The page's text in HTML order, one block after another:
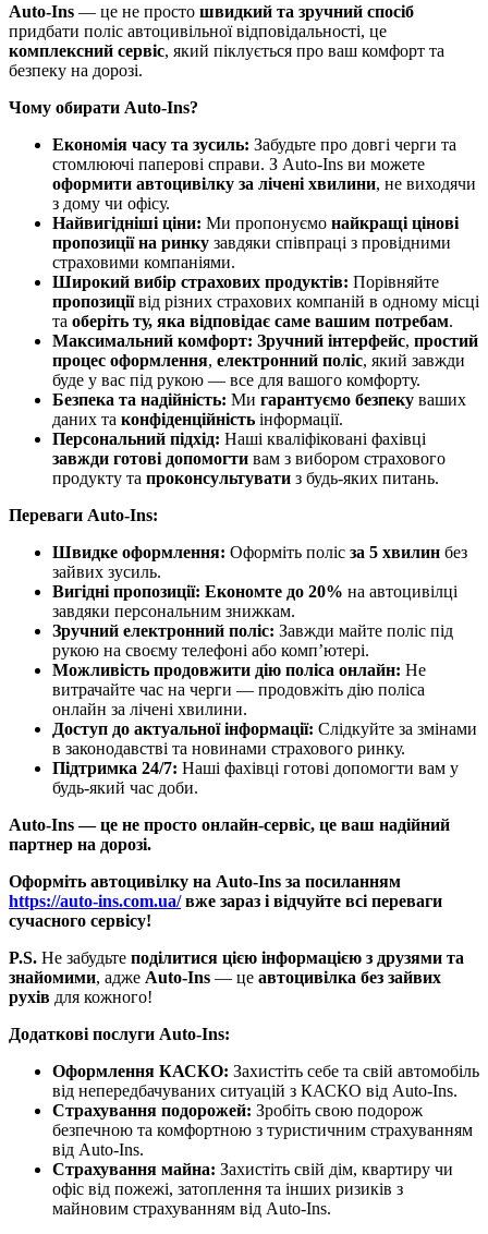
Auto-Ins — це не просто швидкий та зручний спосіб
придбати поліс автоцивільної відповідальності, це
комплексний сервіс, який піклується про ваш комфорт та
безпеку на дорозі.
Чому обирати Auto-Ins?
Економія часу та зусиль: Забудьте про довгі черги та
стомлюючі паперові справи. З Auto-Ins ви можете
оформити автоцивілку за лічені хвилини, не виходячи
з дому чи офісу.
Найвигідніші ціни: Ми пропонуємо найкращі цінові
пропозиції на ринку завдяки співпраці з провідними
страховими компаніями.
Широкий вибір страхових продуктів: Порівняйте
пропозиціївід різних страхових компаній в одному місці
та оберіть ту, яка відповідає саме вашим потребам.
Максимальний комфорт: Зручний інтерфейс, простий
процес оформлення, електронний поліс, який завжди
буде у вас під рукою — все для вашого комфорту.
Безпека та надійність: Ми гарантуємо безпеку ваших
даних та конфіденційність інформації.
Персональний підхід: Наші кваліфіковані фахівці
завжди готові допомогти вам з вибором страхового
продукту та проконсультувати з будь-яких питань.
Переваги Auto-Ins:
Швидке оформлення: Оформіть поліс за 5 хвилин без
зайвих зусиль.
Вигідні пропозиції: Економте до 20% на автоцивілці
завдяки персональним знижкам.
Зручний електронний поліс: Завжди майте поліс під
рукою на своєму телефоні або комп’ютері.
Можливість продовжити дію поліса онлайн: Не
витрачайте час на черги — продовжіть дію поліса
онлайн за лічені хвилини.
Доступ до актуальної інформації: Слідкуйте за змінами
в законодавстві та новинами страхового ринку.
Підтримка 24/7: Наші фахівці готові допомогти вам у
будь-який час доби.
Auto-Ins — це не просто онлайн-сервіс, це ваш надійний
партнер на дорозі.
Оформіть автоцивілку на Auto-Ins за посиланням
https://auto-ins.com.ua/вже зараз і відчуйте всі переваги
сучасного сервісу!
P.S. Не забудьте поділитися цією інформацією з друзями та
знайомими, адже Auto-Ins — це автоцивілка без зайвих
рухів для кожного!
Додаткові послуги Auto-Ins:
Оформлення КАСКО: Захистіть себе та свій автомобіль
від непередбачуваних ситуацій з КАСКО від Auto-Ins.
Страхування подорожей: Зробіть свою подорож
безпечною та комфортною з туристичним страхуванням
від Auto-Ins.
Страхування майна: Захистіть свій дім, квартиру чи
офіс від пожежі, затоплення та інших ризиків з
майновим страхуванням від Auto-Ins.